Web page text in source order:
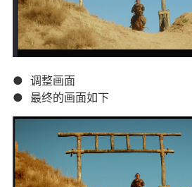
● 调整画面
● 最终的画面如下